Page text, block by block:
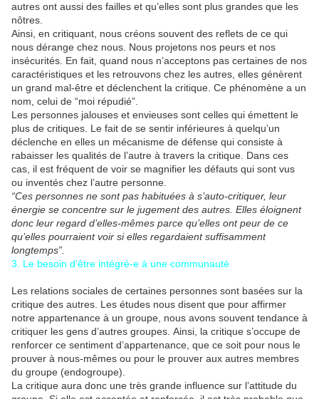
autres ont aussi des failles et qu’elles sont plus grandes que les
nôtres.
Ainsi, en critiquant, nous créons souvent des reflets de ce qui
nous dérange chez nous. Nous projetons nos peurs et nos
insécurités. En fait, quand nous n’acceptons pas certaines de nos
caractéristiques et les retrouvons chez les autres, elles génèrent
un grand mal-être et déclenchent la critique. Ce phénomène a un
nom, celui de “moi répudié”.
Les personnes jalouses et envieuses sont celles qui émettent le
plus de critiques. Le fait de se sentir inférieures à quelqu’un
déclenche en elles un mécanisme de défense qui consiste à
rabaisser les qualités de l’autre à travers la critique. Dans ces
cas, il est fréquent de voir se magnifier les défauts qui sont vus
ou inventés chez l’autre personne.
“Ces personnes ne sont pas habituées à s’auto-critiquer, leur
énergie se concentre sur le jugement des autres. Elles éloignent
donc leur regard d’elles-mêmes parce qu’elles ont peur de ce
qu’elles pourraient voir si elles regardaient suffisamment
longtemps”.
3. Le besoin d’être intégré-e à une communauté
Les relations sociales de certaines personnes sont basées sur la
critique des autres. Les études nous disent que pour affirmer
notre appartenance à un groupe, nous avons souvent tendance à
critiquer les gens d’autres groupes. Ainsi, la critique s’occupe de
renforcer ce sentiment d’appartenance, que ce soit pour nous le
prouver à nous-mêmes ou pour le prouver aux autres membres
du groupe (endogroupe).
La critique aura donc une très grande influence sur l’attitude du